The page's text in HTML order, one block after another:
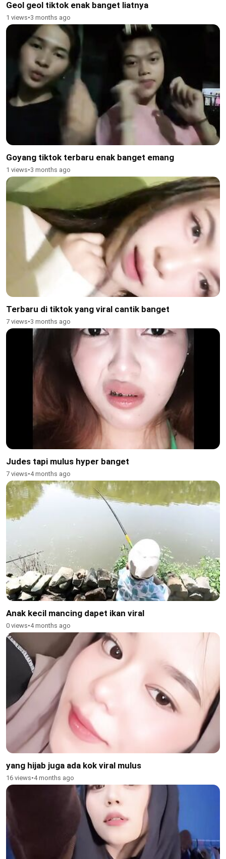
Geol geol tiktok enak banget liatnya
1 views•3 months ago
Goyang tiktok terbaru enak banget emang
1 views•3 months ago
Terbaru di tiktok yang viral cantik banget
7 views•3 months ago
Judes tapi mulus hyper banget
7 views•4 months ago
Anak kecil mancing dapet ikan viral
0 views•4 months ago
yang hijab juga ada kok viral mulus
16 views•4 months ago